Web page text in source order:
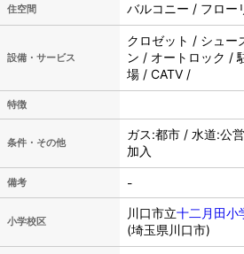
住空間 バルコニー / フロー
設備・サービス
クロゼット / シュー
ン / オートロック /
場 / CATV /
特徴
条件・その他
ガス:都市 / 水道:公
加入
備考 -
小学校区
川口市立十二月田小
(埼玉県川口市)